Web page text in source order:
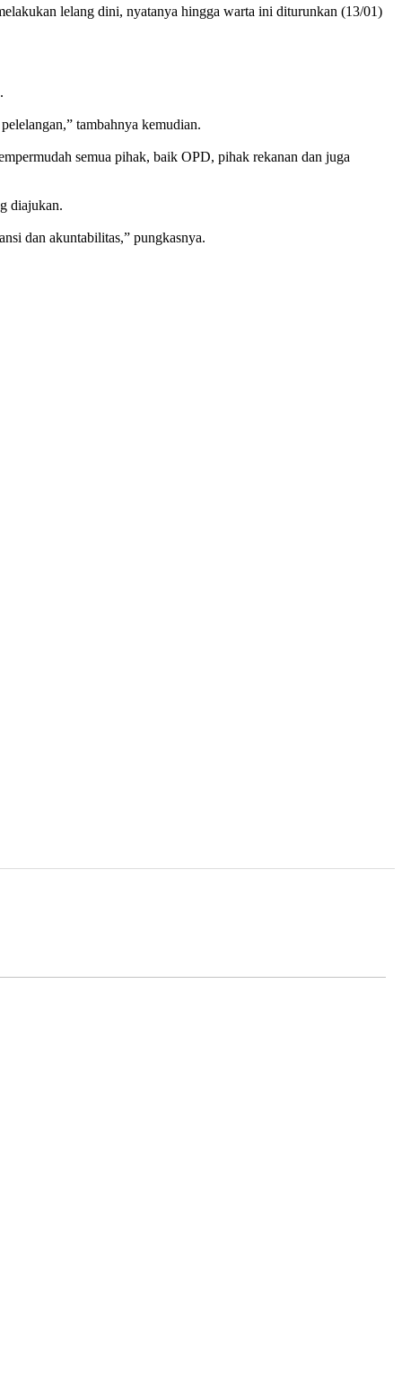
lelang dini, nyatanya hingga warta ini diturunkan (13/01)
tambahnya kemudian.
semua pihak, baik OPD, pihak rekanan dan juga
diajukan.
dan akuntabilitas,” pungkasnya.